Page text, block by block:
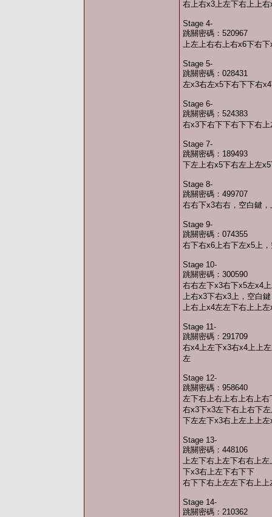
右上右x3上左下右上上
Stage 4-
跳關密碼：520967
上左上右右上右x6下右
Stage 5-
跳關密碼：028431
左x3右左x5下右下下右
Stage 6-
跳關密碼：524383
右x3下右下下右下下右
Stage 7-
跳關密碼：189493
下左上右x5下右左上左
Stage 8-
跳關密碼：499707
右右下x3右右，空白鍵
Stage 9-
跳關密碼：074355
右下右x6上右下左x5上
Stage 10-
跳關密碼：300590
右右左下x3右下x5左x4
上右x3下右x3上，空白
上右上x4左左下右上上左
Stage 11-
跳關密碼：291709
右x4上左下x3右x4上上
左
Stage 12-
跳關密碼：958640
左下右上右上右上右上
右x3下x3左下右上右下
下左左下x3右上左上上
Stage 13-
跳關密碼：448106
上左下右上左下右右上左
下x3右上左下右下下
右下下右上左左下右上
Stage 14-
跳關密碼：210362